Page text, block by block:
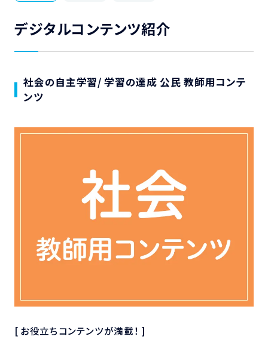
デジタルコンテンツ紹介
社会の自主学習/ 学習の達成 公民 教師用コンテ
ンツ
[ お役立ちコンテンツが満載！ ]